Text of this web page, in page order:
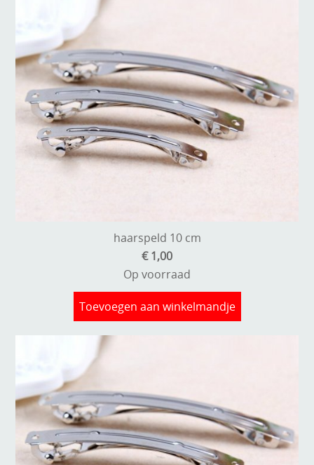
haarspeld 10 cm
€ 1,00
Op voorraad
Toevoegen aan winkelmandje